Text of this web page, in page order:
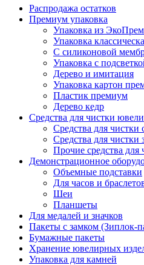
Распродажа остатков
Премиум упаковка
Упаковка из
Упаковка
С силиконовой
Упаковка с
Дерево и имитация
Упаковка картон
Пластик премиум
Дерево кедр
Средства для чистки
Средства для чистки
Средства для чистки
Прочие средства для
Демонстрационное
Объемные подставки
Для часов и
Шеи
Планшеты
Для медалей и значков
Пакеты с замком (Зиплок-
Бумажные пакеты
Хранение ювелирных
Упаковка для камней